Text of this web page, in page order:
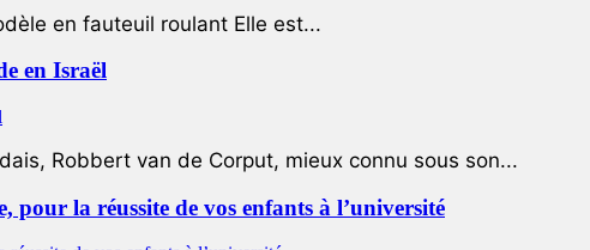
en fauteuil roulant Elle est...
en Israël
Robbert van de Corput, mieux connu sous son...
pour la réussite de vos enfants à l’université